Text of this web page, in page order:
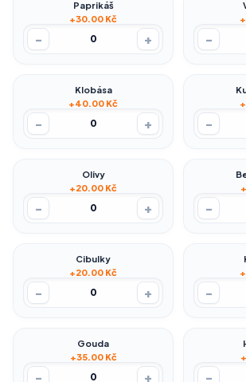
Paprikáš
+30.00 Kč
- 0 + -
Klobása
+40.00 Kč
- 0 + -
Olivy
+20.00 Kč
- 0 + -
Cibulky
+20.00 Kč
- 0 + -
Gouda
+35.00 Kč
- 0 + -